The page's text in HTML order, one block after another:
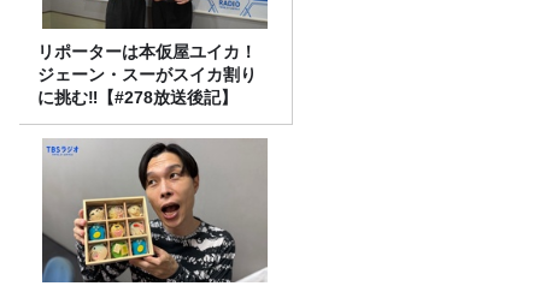
リポーターは本仮屋ユイカ！
ジェーン・スーがスイカ割り
に挑む‼【#278放送後記】